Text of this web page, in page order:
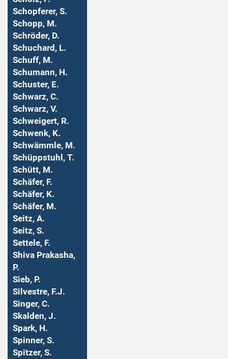
Schopferer, S.
Schopp, M.
Schröder, D.
Schuchard, L.
Schuff, M.
Schumann, H.
Schuster, E.
Schwarz, C.
Schwarz, V.
Schweigert, R.
Schwenk, K.
Schwämmle, M.
Schüppstuhl, T.
Schütt, M.
Schäfer, F.
Schäfer, K.
Schäfer, M.
Seitz, A.
Seitz, S.
Settele, F.
Shiva Prakasha,
P.
Sieb, P.
Silvestre, F.J.
Singer, C.
Skalden, J.
Spark, H.
Spinner, S.
Spitzer, S.